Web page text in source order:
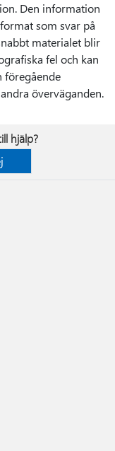
Den information
som svar på
materialet blir
fel och kan
föregående
överväganden.
hjälp?